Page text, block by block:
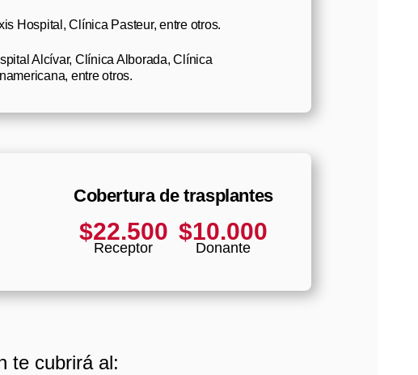
Hospital, Clínica Pasteur, entre otros.
Alcívar, Clínica Alborada, Clínica
entre otros.
Cobertura de trasplantes
$22.500
Receptor
$10.000
Donante
te cubrirá al: